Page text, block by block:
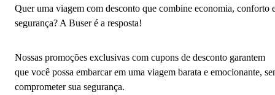
Quer uma viagem com desconto que combine economia, conforto
segurança? A Buser é a resposta!
Nossas promoções exclusivas com cupons de desconto garantem
que você possa embarcar em uma viagem barata e emocionante,
comprometer sua segurança.